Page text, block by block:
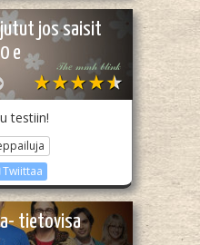
jos saisit
e
𝒯𝒽𝑒 𝓂𝓂𝒽 𝒷𝓁𝒾𝓃𝓀
testiin!
Twiittaa
tietovisa